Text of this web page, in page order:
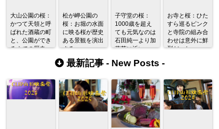
大山公園の桜：
かつて天領と呼
ばれた酒蔵の町
と、公園ができ
るまでの歴史。
松が岬公園の
桜：お堀の水面
に映る桜が歴史
ある景観を演出
する
子守堂の桜：
1000歳を超え
ても元気なのは
石田純一より加
藤茶に近い
お寺と桜：ひた
すら巡るピンク
と寺院の組み合
わせは意外に鮮
烈だった
最新記事 - New Posts -